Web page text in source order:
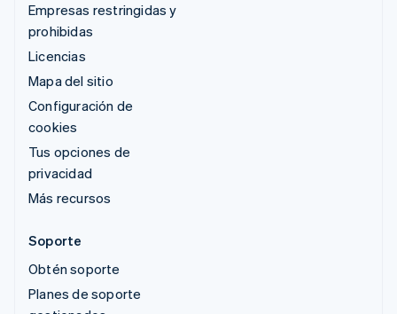
Empresas restringidas y
prohibidas
Licencias
Mapa del sitio
Configuración de
cookies
Tus opciones de
privacidad
Más recursos
Soporte
Obtén soporte
Planes de soporte